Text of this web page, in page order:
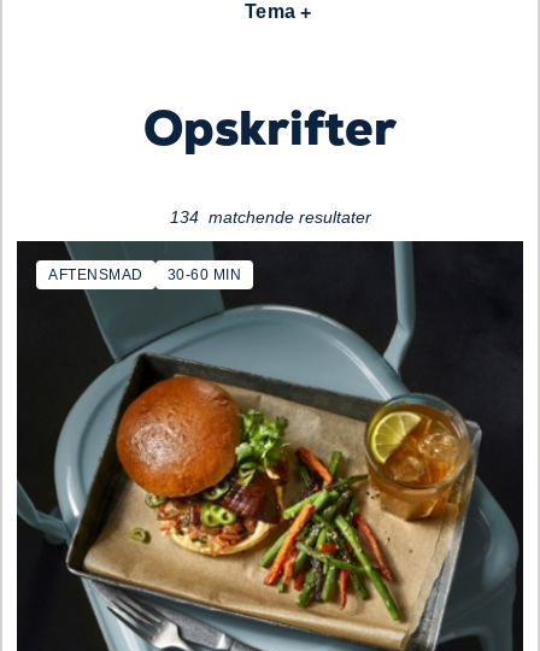
Tema
Opskrifter
134 matchende resultater
AFTENSMAD 30-60 MIN